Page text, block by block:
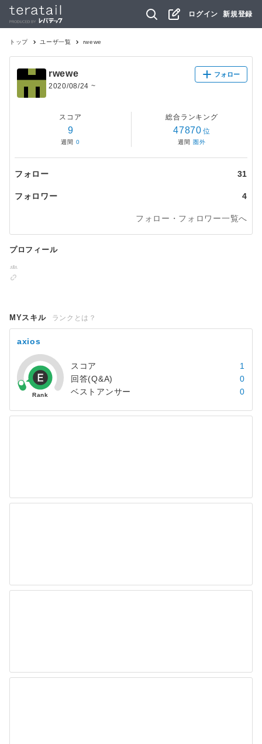
ログイン 新規登録
トップ ユーザ一覧 rwewe
rwewe
2020/08/24 ~
フォロー
スコア
9
週間 0
総合ランキング
47870 位
週間 圏外
フォロー 31
フォロワー 4
フォロー・フォロワー一覧へ
プロフィール
MYスキル ランクとは？
axios
スコア
1
回答(Q&A)
0
ベストアンサー
0